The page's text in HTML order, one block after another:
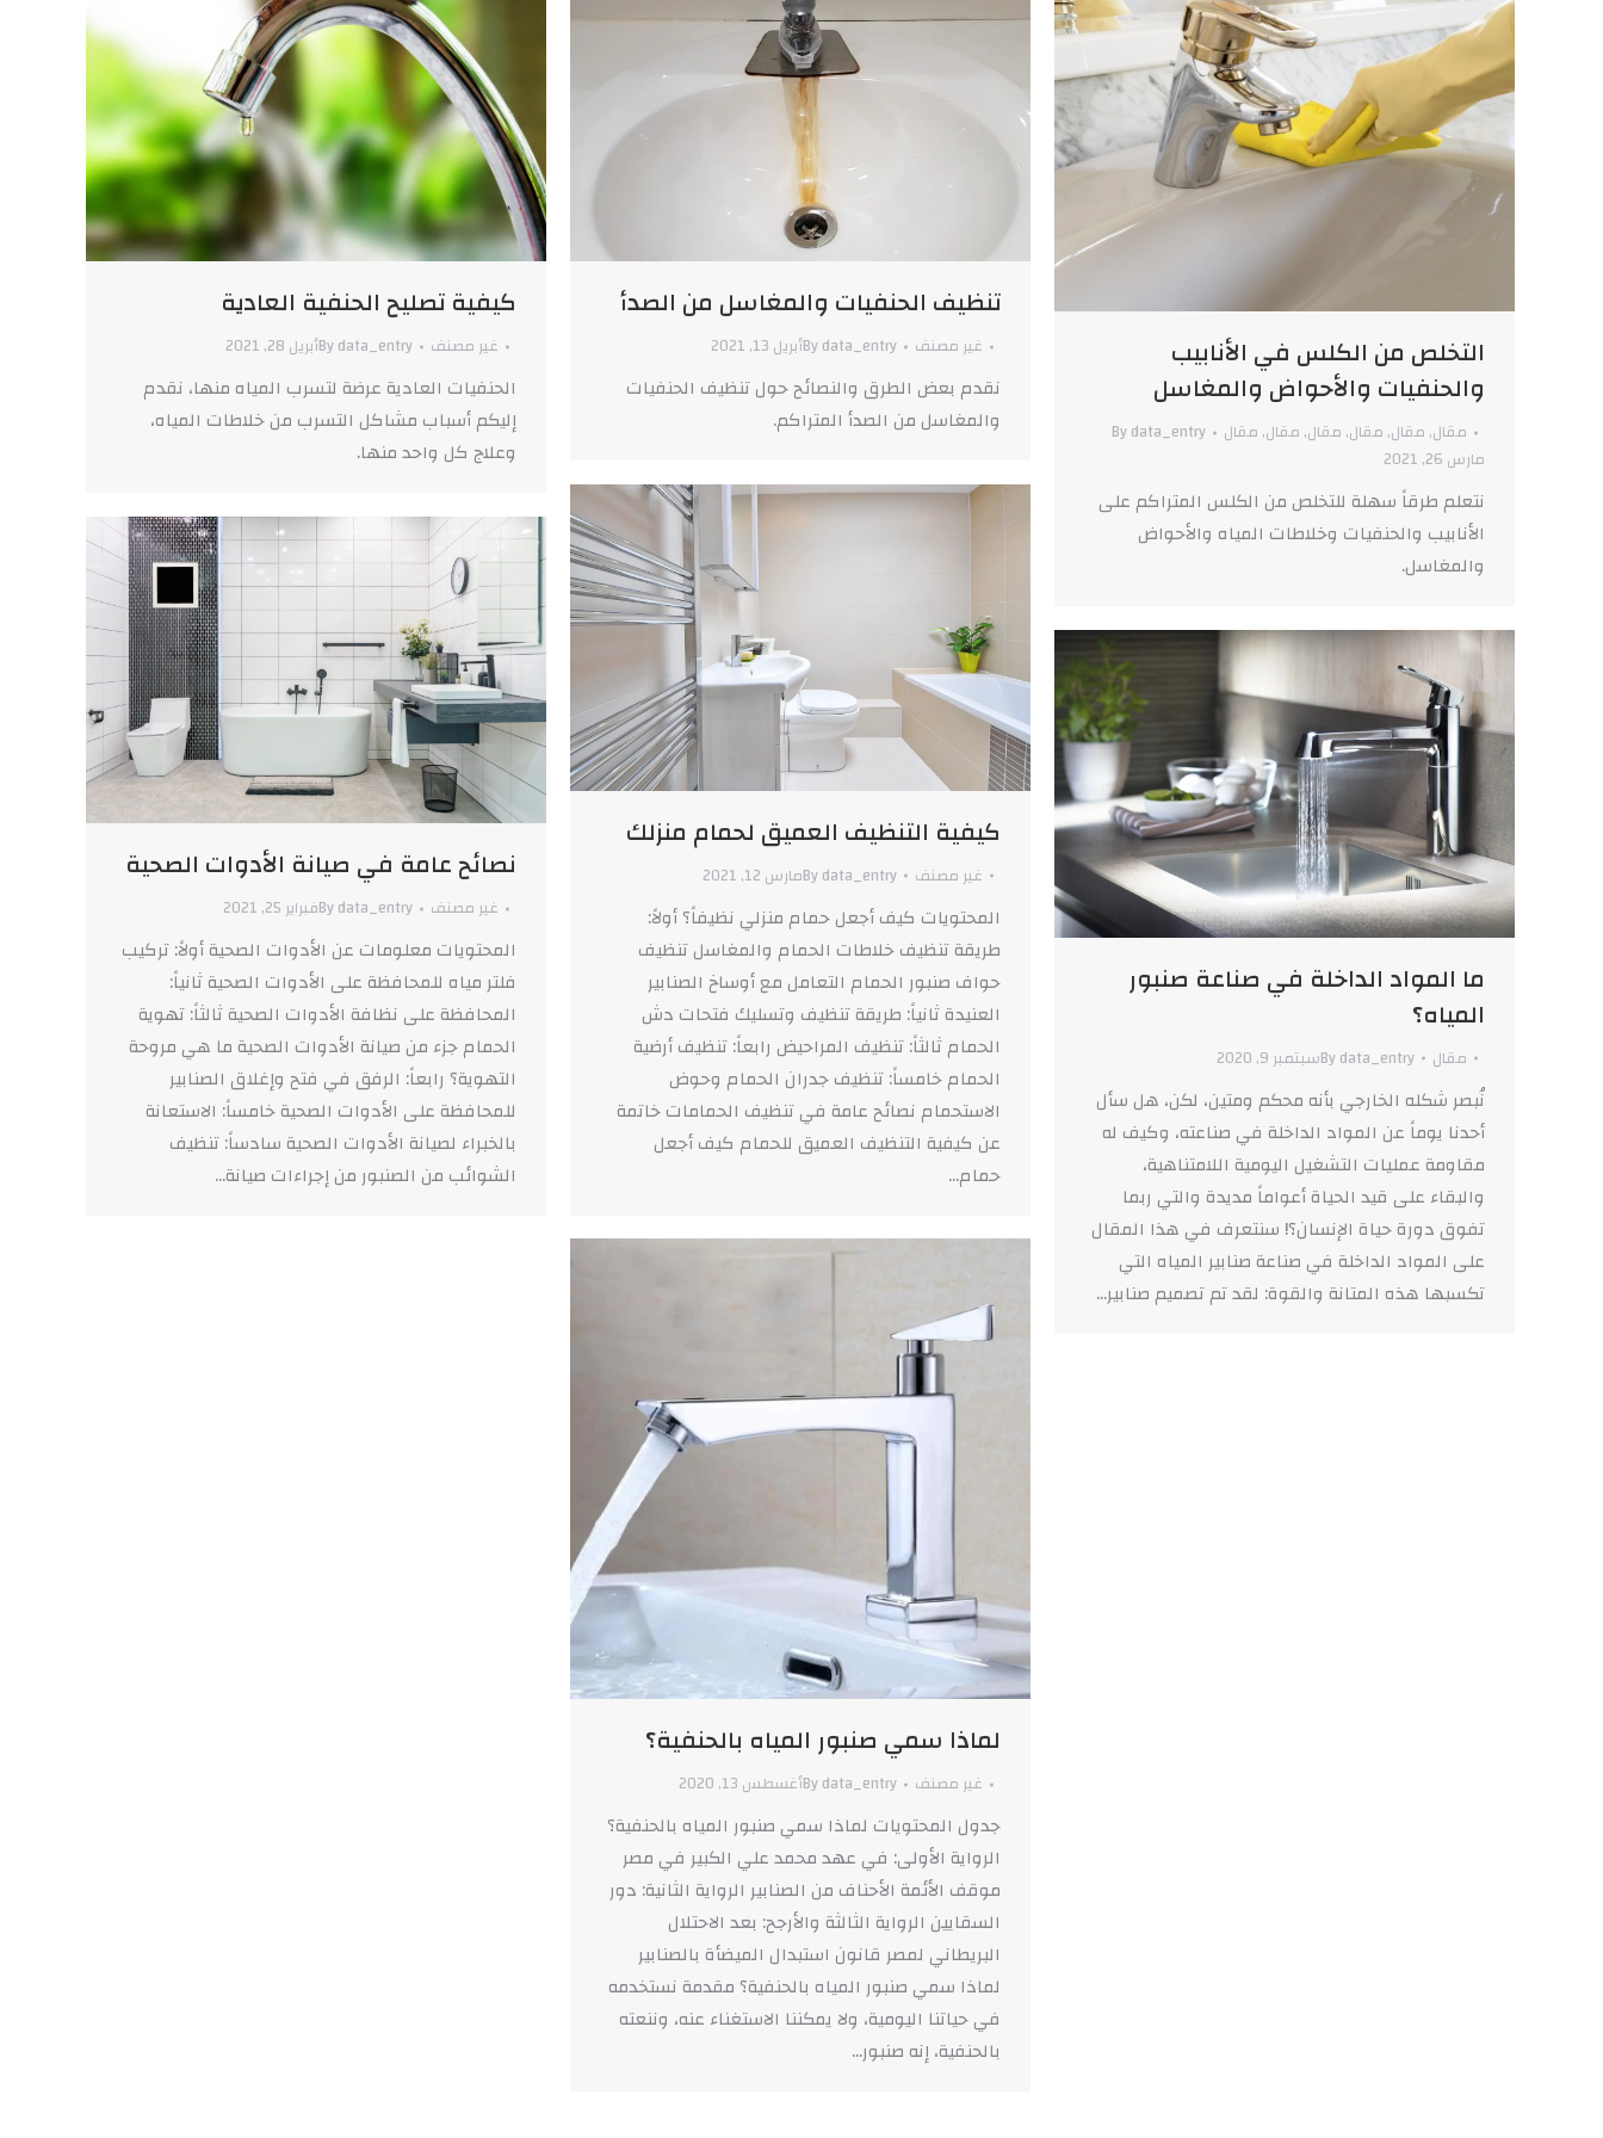
كيفية تصليح الحنفية العادية
غير مصنف Bydata_entry أبريل 28, 2021
الحنفيات العادية عرضة لتسرب المياه منها، نقدم
إليكم أسباب مشاكل التسرب من خلاطات المياه،
وعلاج كل واحد منها.
تنظيف الحنفيات والمغاسل من الصدأ
غير مصنف Bydata_entry أبريل 13, 2021
نقدم بعض الطرق والنصائح حول تنظيف الحنفيات
والمغاسل من الصدأ المتراكم.
التخلص من الكلس في الأنابيب
والحنفيات والأحواض والمغاسل
مقال, مقال, مقال, مقال, مقال, مقال Bydata_entry
مارس 26, 2021
نتعلم طرقاً سهلة للتخلص من الكلس المتراكم على
الأنابيب والحنفيات وخلاطات المياه والأحواض
والمغاسل.
كيفية التنظيف العميق لحمام منزلك
غير مصنف Bydata_entry مارس 12, 2021
المحتويات كيف أجعل حمام منزلي نظيفاً؟ أولاً:
طريقة تنظيف خلاطات الحمام والمغاسل تنظيف
حواف صنبور الحمام التعامل مع أوساخ الصنابير
العنيدة ثانياً: طريقة تنظيف وتسليك فتحات دش
الحمام ثالثاً: تنظيف المراحيض رابعاً: تنظيف أرضية
الحمام خامساً: تنظيف جدران الحمام وحوض
الاستحمام نصائح عامة في تنظيف الحمامات خاتمة
عن كيفية التنظيف العميق للحمام كيف أجعل
حمام…
نصائح عامة في صيانة الأدوات الصحية
غير مصنف Bydata_entry فبراير 25, 2021
المحتويات معلومات عن الأدوات الصحية أولاً: تركيب
فلتر مياه للمحافظة على الأدوات الصحية ثانياً:
المحافظة على نظافة الأدوات الصحية ثالثاً: تهوية
الحمام جزء من صيانة الأدوات الصحية ما هي مروحة
التهوية؟ رابعاً: الرفق في فتح وإغلاق الصنابير
للمحافظة على الأدوات الصحية خامساً: الاستعانة
بالخبراء لصيانة الأدوات الصحية سادساً: تنظيف
الشوائب من الصنبور من إجراءات صيانة…
ما المواد الداخلة في صناعة صنبور
المياه؟
مقال Bydata_entry سبتمبر 9, 2020
نُبصر شكله الخارجي بأنه محكم ومتين، لكن، هل سأل
أحدنا يوماً عن المواد الداخلة في صناعته، وكيف له
مقاومة عمليات التشغيل اليومية اللامتناهية،
والبقاء على قيد الحياة أعواماً مديدة والتي ربما
تفوق دورة حياة الإنسان؟! سنتعرف في هذا المقال
على المواد الداخلة في صناعة صنابير المياه التي
تكسبها هذه المتانة والقوة: لقد تم تصميم صنابير…
لماذا سمي صنبور المياه بالحنفية؟
غير مصنف Bydata_entry أغسطس 13, 2020
جدول المحتويات لماذا سمي صنبور المياه بالحنفية؟
الرواية الأولى: في عهد محمد علي الكبير في مصر
موقف الأئمة الأحناف من الصنابير الرواية الثانية: دور
السقايين الرواية الثالثة والأرجح: بعد الاحتلال
البريطاني لمصر قانون استبدال الميضأة بالصنابير
لماذا سمي صنبور المياه بالحنفية؟ مقدمة نستخدمه
في حياتنا اليومية، ولا يمكننا الاستغناء عنه، وننعته
بالحنفية، إنه صنبور…